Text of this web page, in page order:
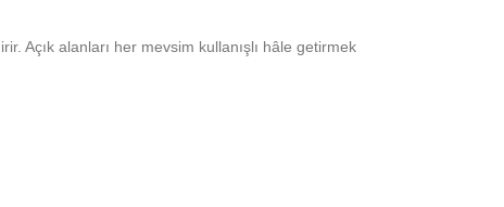
Açık alanları her mevsim kullanışlı hâle getirmek